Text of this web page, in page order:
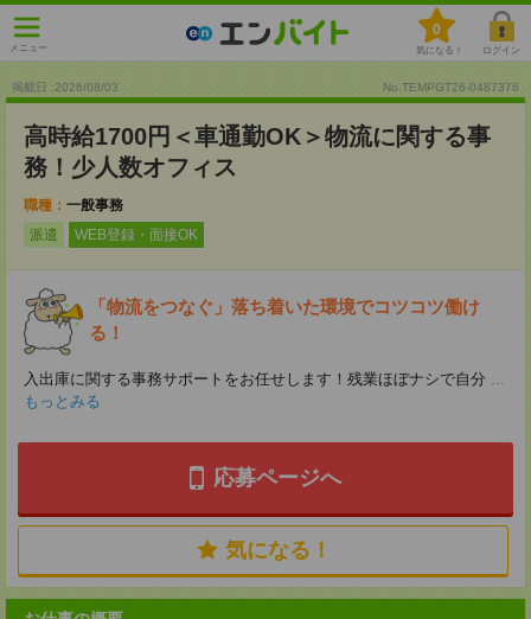
メニュー
0
気になる！ ログイン
掲載日 :2026/08/03 No.TEMPGT26-0487376
高時給1700円＜車通勤OK＞物流に関する事
務！少人数オフィス
職種： 一般事務
派遣
WEB登録・面接OK
「物流をつなぐ」落ち着いた環境でコツコツ働け
る！
入出庫に関する事務サポートをお任せします！残業ほぼナシで自分 ...
もっとみる
応募ページへ
気になる！